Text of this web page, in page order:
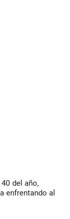
del año,
enfrentando al